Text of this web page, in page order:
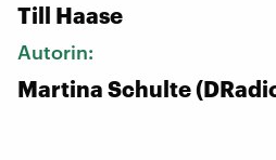
Till Haase
Autorin:
Martina Schulte